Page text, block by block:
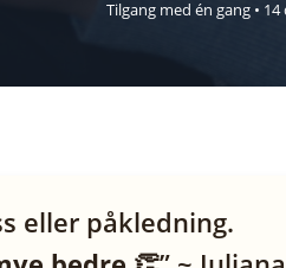
Tilgang med én gang •
eller påkledning.